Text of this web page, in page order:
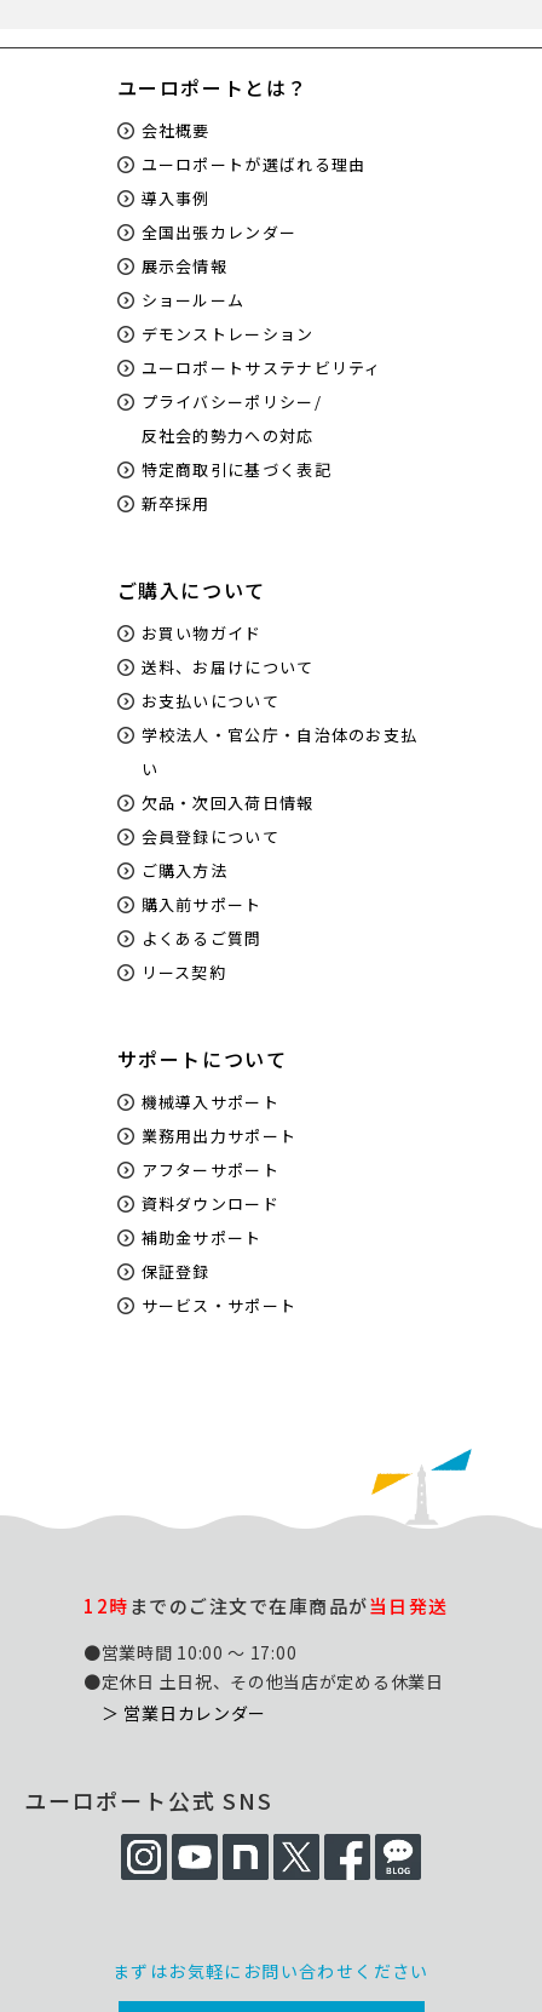
ユーロポートとは？
会社概要
ユーロポートが選ばれる理由
導入事例
全国出張カレンダー
展示会情報
ショールーム
デモンストレーション
ユーロポートサステナビリティ
プライバシーポリシー/
反社会的勢力への対応
特定商取引に基づく表記
新卒採用
ご購入について
お買い物ガイド
送料、お届けについて
お支払いについて
学校法人・官公庁・自治体のお支払
い
欠品・次回入荷日情報
会員登録について
ご購入方法
購入前サポート
よくあるご質問
リース契約
サポートについて
機械導入サポート
業務用出力サポート
アフターサポート
資料ダウンロード
補助金サポート
保証登録
サービス・サポート
12時までのご注文で在庫商品が当日発送
●営業時間 10:00 ～ 17:00
●定休日 土日祝、その他当店が定める休業日
＞ 営業日カレンダー
ユーロポート公式 SNS
まずはお気軽にお問い合わせください